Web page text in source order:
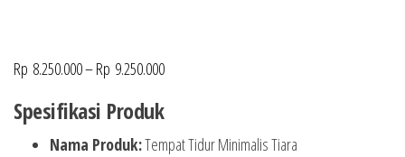
Rp 8.250.000–Rp 9.250.000
Spesifikasi Produk
Nama Produk:Tempat Tidur Minimalis Tiara